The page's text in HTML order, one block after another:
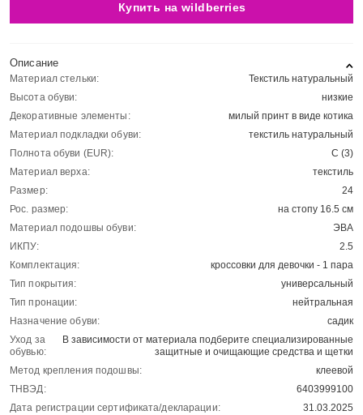
Купить на wildberries
Описание
Материал стельки:
Текстиль натуральный
Высота обуви:
низкие
Декоративные элементы:
милый принт в виде котика
Материал подкладки обуви:
текстиль натуральный
Полнота обуви (EUR):
С (3)
Материал верха:
текстиль
Размер:
24
Рос. размер:
на стопу 16.5 см
Материал подошвы обуви:
ЭВА
ИКПУ:
2.5
Комплектация:
кроссовки для девочки - 1 пара
Тип покрытия:
универсальный
Тип пронации:
нейтральная
Назначение обуви:
садик
Уход за
обувью:
В зависимости от материала подберите специализированные
защитные и очищающие средства и щетки
Метод крепления подошвы:
клеевой
ТНВЭД:
6403999100
Дата регистрации сертификата/декларации:
31.03.2025